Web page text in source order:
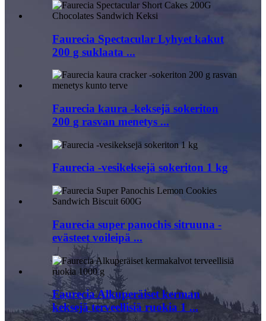
Faurecia Spectacular Lyhyet kakut
200 g suklaata ...
Faurecia kaura -keksejä sokeriton
200 g rasvan menetys ...
Faurecia -vesikeksejä sokeriton 1 kg
Faurecia super panochis sitruuna -
evästeet voileipä ...
Faurecia Alkuperäiset kerman
keksejä terveellisiä ruokia 1 ...